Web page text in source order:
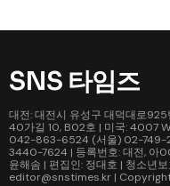
SNS 타임즈
대전: 대전시 유성구 대덕대로
40가길 10, B02호 | 미국: 4007
042-863-6524 (서울) 02-749-
3440-7624 | 등록번호: 대전, 아
윤해솜 | 편집인: 정대호 | 청소년
editor@snstimes.kr |